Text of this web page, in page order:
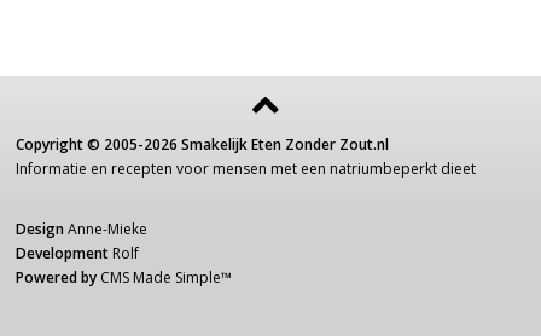
Copyright © 2005-2026 Smakelijk Eten Zonder Zout.nl
Informatie en recepten voor mensen met een natriumbeperkt dieet
Design Anne-Mieke
Development Rolf
Powered by CMS Made Simple™